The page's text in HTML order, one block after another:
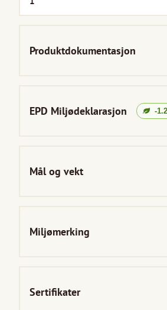
Produktdokumentasjon
EPD Miljødeklarasjon -
Mål og vekt
Miljømerking
Sertifikater